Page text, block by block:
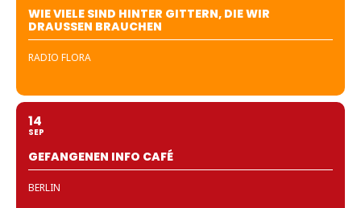
WIE VIELE SIND HINTER GITTERN, DIE WIR
DRAUSSEN BRAUCHEN
RADIO FLORA
14
SEP
GEFANGENEN INFO CAFÉ
BERLIN